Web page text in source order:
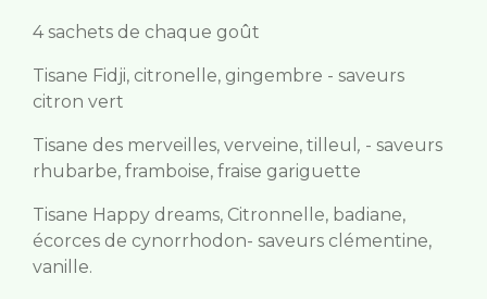
4 sachets de chaque goût
Tisane Fidji, citronelle, gingembre - saveurs
citron vert
Tisane des merveilles, verveine, tilleul , - saveurs
rhubarbe, framboise, fraise gariguette
Tisane Happy dreams, Citronnelle, badiane,
écorces de cynorrhodon- saveurs clémentine,
vanille.